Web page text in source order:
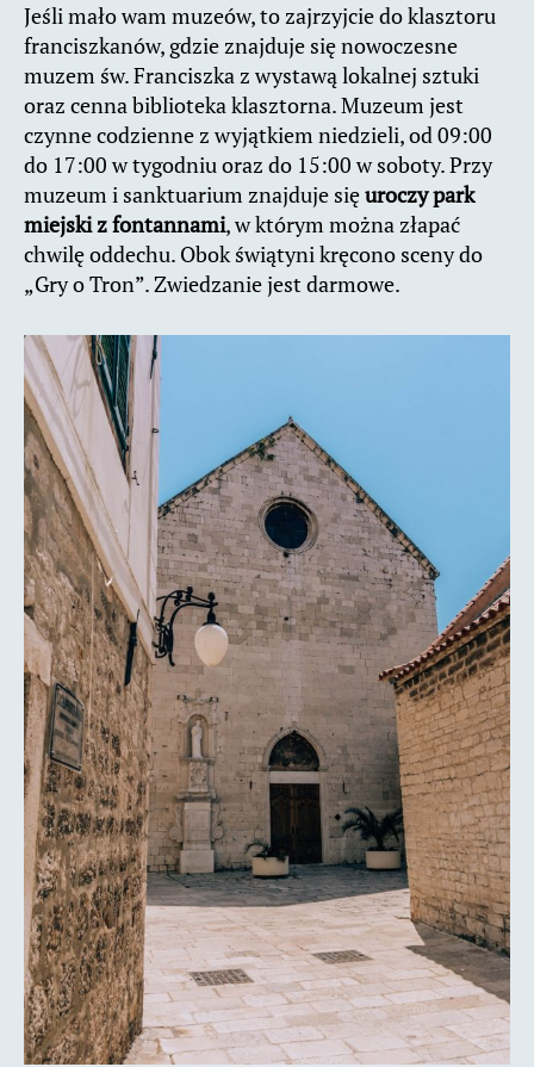
Jeśli mało wam muzeów, to zajrzyjcie do klasztoru
franciszkanów, gdzie znajduje się nowoczesne
muzem św. Franciszka z wystawą lokalnej sztuki
oraz cenna biblioteka klasztorna. Muzeum jest
czynne codzienne z wyjątkiem niedzieli, od 09:00
do 17:00 w tygodniu oraz do 15:00 w soboty. Przy
muzeum i sanktuarium znajduje sięuroczy park
miejski z fontannami, w którym można złapać
chwilę oddechu. Obok świątyni kręcono sceny do
„Gry o Tron”. Zwiedzanie jest darmowe.